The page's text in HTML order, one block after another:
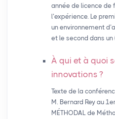
année de licence de
l’expérience. Le
un environnement
et le second dans un
À qui et à quoi
innovations ?
Texte de la
M. Bernard Rey au
MÉTHODAL de